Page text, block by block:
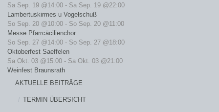
Sa Sep. 19 @14:00 - Sa Sep. 19 @22:00
Lambertuskirmes u Vogelschuß
So Sep. 20 @10:00 - So Sep. 20 @11:00
Messe Pfarrcäcilienchor
So Sep. 27 @14:00 - So Sep. 27 @18:00
Oktoberfest Saeffelen
Sa Okt. 03 @15:00 - Sa Okt. 03 @21:00
Weinfest Braunsrath
AKTUELLE BEITRÄGE
TERMIN ÜBERSICHT